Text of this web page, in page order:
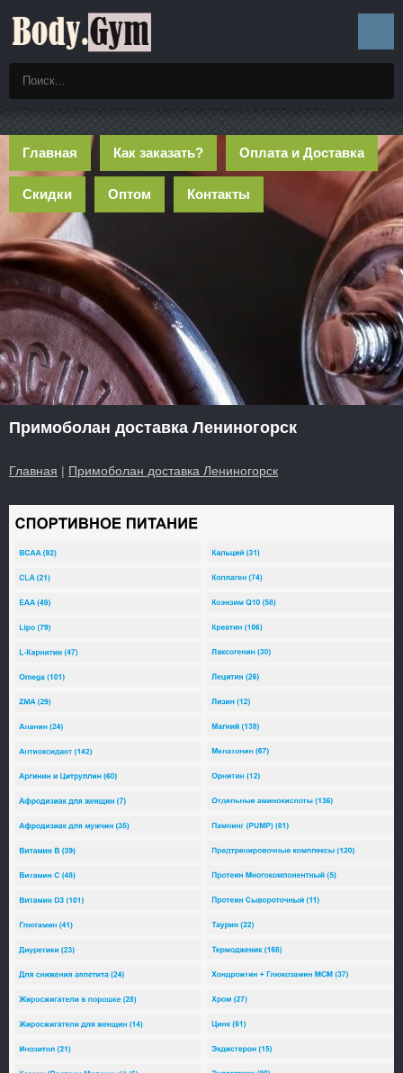
Главная Как заказать? Оплата и Доставка
Скидки Оптом Контакты
Примоболан доставка Лениногорск
Главная | Примоболан доставка Лениногорск